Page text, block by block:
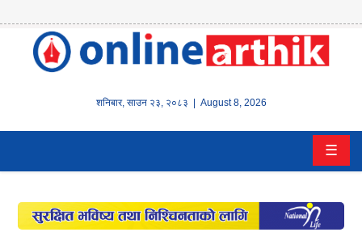
शनिबार, साउन २३, २०८३ | August 8, 2026
होम
वित्त
इन्स्योरेन्स
☰